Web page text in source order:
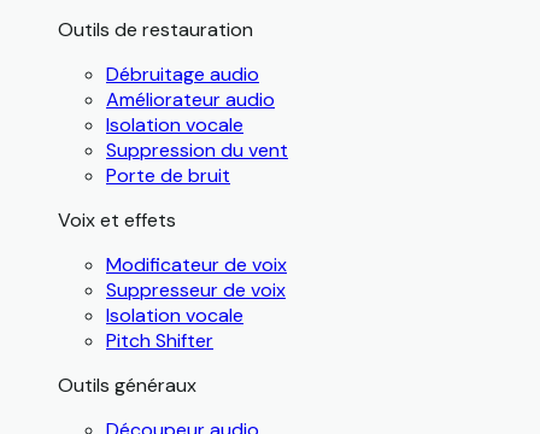
Outils de restauration
Débruitage audio
Améliorateur audio
Isolation vocale
Suppression du vent
Porte de bruit
Voix et effets
Modificateur de voix
Suppresseur de voix
Isolation vocale
Pitch Shifter
Outils généraux